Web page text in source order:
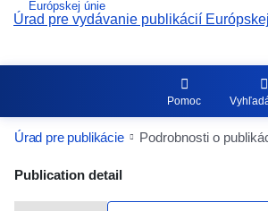
Úrad pre vydávanie publikácií
Pomoc
Úrad pre publikácie Podrobnosti o
Publication Detail Actions
Publication detail